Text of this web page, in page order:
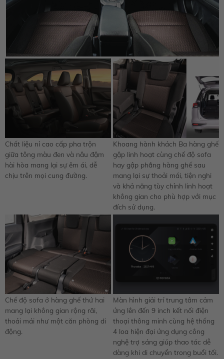
Chất liệu nỉ cao cấp pha trộn
giữa tông màu đen và nâu đậm
hài hòa mang lại sự êm ái, dễ
chịu trên mọi cung đường.
Khoang hành khách Ba hàng ghế
gập linh hoạt cùng chế độ sofa
hay gập phẳng hàng ghế sau
mang lại sự thoải mái, tiện nghi
và khả năng tùy chỉnh linh hoạt
không gian cho phù hợp với mục
đích sử dụng.
Chế độ sofa ở hàng ghế thứ hai
mang lại không gian rộng rãi,
thoải mái như một căn phòng di
động.
Màn hình giải trí trung tâm cảm
ứng lên đến 9 inch kết nối điện
thoại thông minh cùng hệ thống
4 loa hiện đại ứng dụng công
nghệ trợ sáng giúp thao tác dễ
dàng khi di chuyển trong buổi tối.